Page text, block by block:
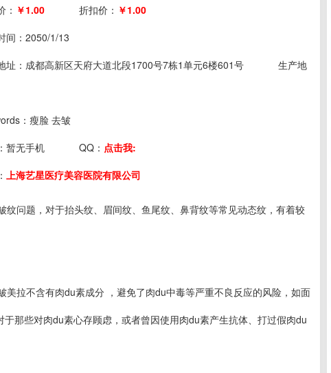
： ￥1.00 折扣价： ￥1.00
间：2050/1/13
址：成都高新区天府大道北段1700号7栋1单元6楼601号
生产地
：瘦脸 去皱
暂无手机 QQ： 点击我:
上海艺星医疗美容医院有限公司
问题，对于抬头纹、眉间纹、鱼尾纹、鼻背纹等常见动态纹，有着较
拉不含有肉du素成分 ，避免了肉du中毒等严重不良反应的风险，如面
那些对肉du素心存顾虑，或者曾因使用肉du素产生抗体、打过假肉du